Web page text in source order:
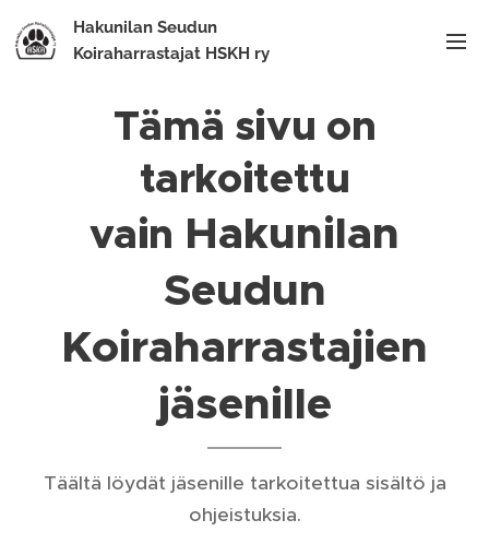
Hakunilan Seudun
Koiraharrastajat HSKH ry
Tämä sivu on
tarkoitettu
vain Hakunilan
Seudun
Koiraharrastajien
jäsenille
Täältä löydät jäsenille tarkoitettua sisältö ja
ohjeistuksia.